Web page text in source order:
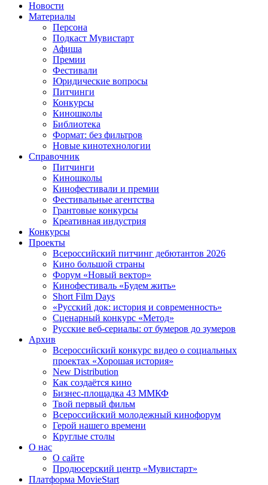
Новости
Материалы
Персона
Подкаст Мувистарт
Афиша
Премии
Фестивали
Юридические вопросы
Питчинги
Конкурсы
Киношколы
Библиотека
Формат: без фильтров
Новые кинотехнологии
Справочник
Питчинги
Киношколы
Кинофестивали и премии
Фестивальные агентства
Грантовые конкурсы
Креативная индустрия
Конкурсы
Проекты
Всероссийский питчинг дебютантов 2026
Кино большой страны
Форум «Новый вектор»
Кинофестиваль «Будем жить»
Short Film Days
«Русский док: история и современность»
Сценарный конкурс «Метод»
Русские веб-сериалы: от бумеров до зумеров
Архив
Всероссийский конкурс видео о социальных
проектах «Хорошая история»
New Distribution
Как создаётся кино
Бизнес-площадка 43 ММКФ
Твой первый фильм
Всероссийский молодежный кинофорум
Герой нашего времени
Круглые столы
О нас
О сайте
Продюсерский центр «Мувистарт»
Платформа MovieStart